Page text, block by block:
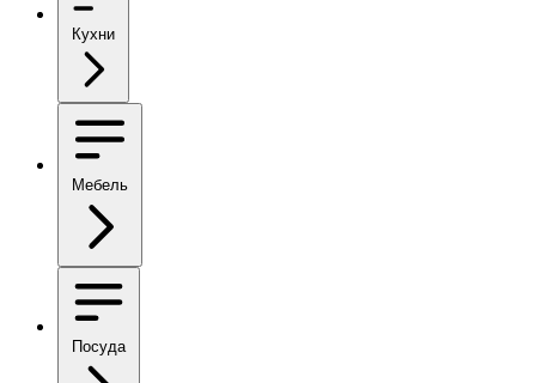
Кухни
Мебель
Посуда